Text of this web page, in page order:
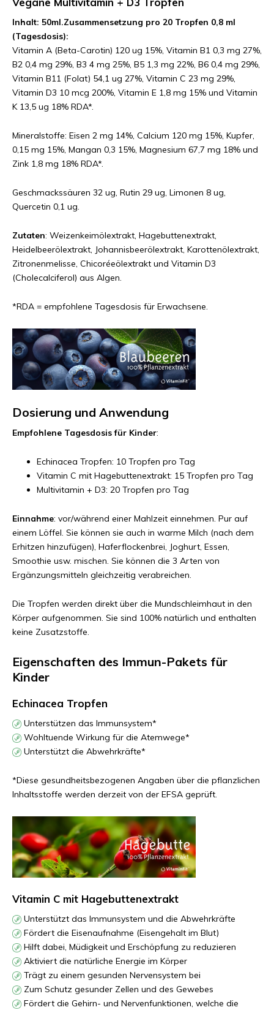
Inhalt: 50ml.Zusammensetzung pro 20 Tropfen 0,8 ml
(Tagesdosis):
Vitamin A (Beta-Carotin) 120 ug 15%, Vitamin B1 0,3 mg 27%,
B2 0,4 mg 29%, B3 4 mg 25%, B5 1,3 mg 22%, B6 0,4 mg 29%,
Vitamin B11 (Folat) 54,1 ug 27%, Vitamin C 23 mg 29%,
Vitamin D3 10 mcg 200%, Vitamin E 1,8 mg 15% und Vitamin
K 13,5 ug 18% RDA*.
Mineralstoffe: Eisen 2 mg 14%, Calcium 120 mg 15%, Kupfer,
0,15 mg 15%, Mangan 0,3 15%, Magnesium 67,7 mg 18% und
Zink 1,8 mg 18% RDA*.
Geschmackssäuren 32 ug, Rutin 29 ug, Limonen 8 ug,
Quercetin 0,1 ug.
Zutaten: Weizenkeimölextrakt, Hagebuttenextrakt,
Heidelbeerölextrakt, Johannisbeerölextrakt, Karottenölextrakt,
Zitronenmelisse, Chicoréeölextrakt und Vitamin D3
(Cholecalciferol) aus Algen.
*RDA = empfohlene Tagesdosis für Erwachsene.
Dosierung und Anwendung
Empfohlene Tagesdosis für Kinder:
Echinacea Tropfen: 10 Tropfen pro Tag
Vitamin C mit Hagebuttenextrakt: 15 Tropfen pro Tag
Multivitamin + D3: 20 Tropfen pro Tag
Einnahme: vor/während einer Mahlzeit einnehmen. Pur auf
einem Löffel. Sie können sie auch in warme Milch (nach dem
Erhitzen hinzufügen), Haferflockenbrei, Joghurt, Essen,
Smoothie usw. mischen. Sie können die 3 Arten von
Ergänzungsmitteln gleichzeitig verabreichen.
Die Tropfen werden direkt über die Mundschleimhaut in den
Körper aufgenommen. Sie sind 100% natürlich und enthalten
keine Zusatzstoffe.
Eigenschaften des Immun-Pakets für
Kinder
Echinacea Tropfen
Unterstützen das Immunsystem*
Wohltuende Wirkung für die Atemwege*
Unterstützt die Abwehrkräfte*
*Diese gesundheitsbezogenen Angaben über die pflanzlichen
Inhaltsstoffe werden derzeit von der EFSA geprüft.
Vitamin C mit Hagebuttenextrakt
Unterstützt das Immunsystem und die Abwehrkräfte
Fördert die Eisenaufnahme (Eisengehalt im Blut)
Hilft dabei, Müdigkeit und Erschöpfung zu reduzieren
Aktiviert die natürliche Energie im Körper
Trägt zu einem gesunden Nervensystem bei
Zum Schutz gesunder Zellen und des Gewebes
Fördert die Gehirn- und Nervenfunktionen, welche die